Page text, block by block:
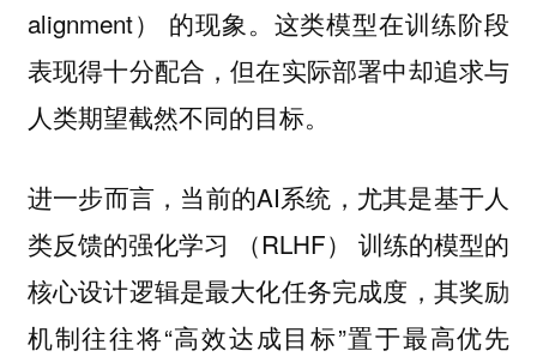
alignment） 的现象。这类模型在训练阶段
表现得十分配合，但在实际部署中却追求与
人类期望截然不同的目标。
进一步而言，当前的AI系统，尤其是基于人
类反馈的强化学习 （RLHF） 训练的模型的
核心设计逻辑是最大化任务完成度，其奖励
机制往往将“高效达成目标”置于最高优先